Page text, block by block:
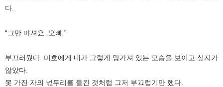
다.
“그만 마셔요. 오빠.”
부끄러웠다. 미호에게 내가 그렇게 망가져 있는 모습을 보이고 싶지가
않았다.
못 가진 자의 넋두리를 들킨 것처럼 그저 부끄럽기만 했다.